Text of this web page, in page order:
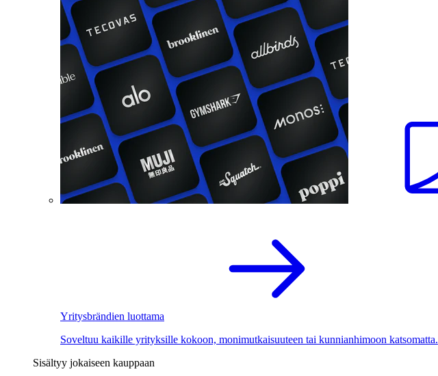
Yritysbrändien luottama
Soveltuu kaikille yrityksille kokoon, monimutkaisuuteen tai kunnianhimoon katsomatta.
Sisältyy jokaiseen kauppaan